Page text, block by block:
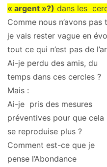
« argent »?) dans les
Comme nous n’avons
je vais rester vague en
tout ce qui n’est pas de
Ai-je perdu des amis, du
temps dans ces cercles ?
Mais :
Ai-je pris des mesures
préventives pour que cela
se reproduise plus ?
Comment est-ce que je
pense l’Abondance